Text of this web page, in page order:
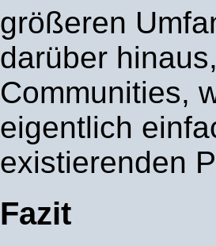
größeren
darüber
Communities,
eigentlich
existierenden
Fazit